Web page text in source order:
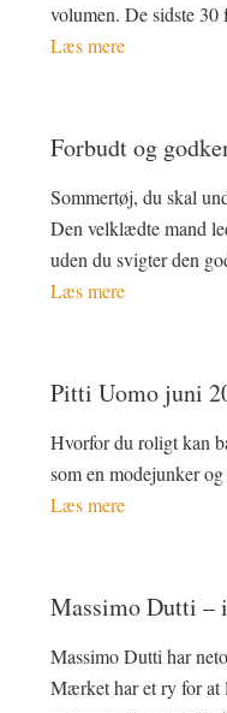
volumen. De sidste 30
Læs mere
Forbudt og
Sommertøj, du skal
Den velklædte mand
uden du svigter den
Læs mere
Pitti Uomo juni
Hvorfor du roligt kan
som en modejunker
Læs mere
Massimo Dutti –
Massimo Dutti har
Mærket har et ry for at